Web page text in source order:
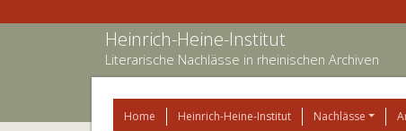
Heinrich-Heine-Institut
Literarische Nachlässe in rheinischen Archiven
Home Heinrich-Heine-Institut Nachlässe